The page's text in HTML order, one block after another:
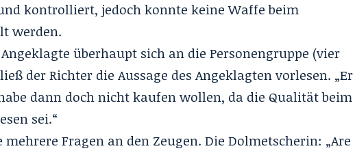
kontrolliert, jedoch konnte keine Waffe beim
werden.
überhaupt sich an die Personengruppe (vier
der Richter die Aussage des Angeklagten vorlesen. „Er
dann doch nicht kaufen wollen, da die Qualität beim
sei.“
Fragen an den Zeugen. Die Dolmetscherin: „Are